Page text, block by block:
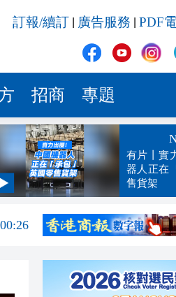
訂報/續訂 廣告服務 PDF
招商 專題
有片丨實
器人正在
售貨架
00:45
00:26